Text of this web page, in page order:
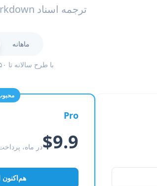
ترجمه اسناد Markdown با هوش مصنوعی
ماهانه
با طرح سالانه تا ۵۰٪ صرفه‌جویی کنید
Pro
$9.9در ماه،
هم‌اکنون